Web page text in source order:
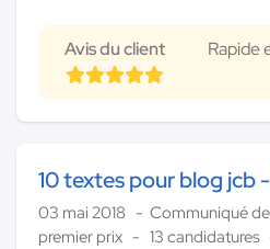
Avis du client Rapide
10 textes pour blog jcb
03 mai 2018 Communiqué
premier prix
13 candidatures